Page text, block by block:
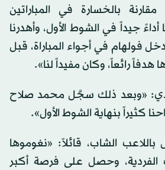
بالخسارة في المباراتين
أداءً جيداً في الشوط الأول، وأهدرنا
فولهام في أجواء المباراة، قبل
رائعاً، وكان مفيداً لنا».
«وبعد ذلك سجَّل محمد صلاح
كثيراً بنهاية الشوط الأول».
الشاب، قائلاً: «نغوموها
الفردية، وحصل على فرصة أكبر